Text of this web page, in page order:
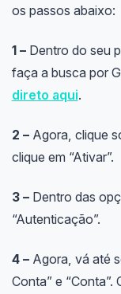
os passos abaixo:
1 –Dentro do seu
faça a busca por
direto aqui.
2 –Agora, clique
clique em “Ativar”.
3 –Dentro das
“Autenticação”.
4 –Agora, vá até
Conta” e “Conta”.